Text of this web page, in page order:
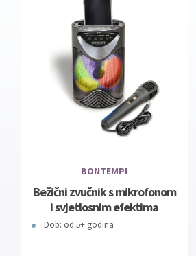
BONTEMPI
Bežični zvučnik s mikrofonom
i svjetlosnim efektima
491010 BONTEMPI
Dob: od 5+ godina